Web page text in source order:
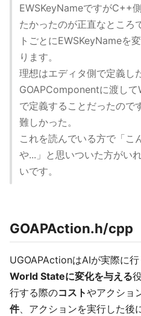
EWSKeyNameですがC++
たかったのが正直なところ
トごとにEWSKeyNameを
ります。
理想はエディタ側で定義し
GOAPComponentに渡し
で定義することだったので
難しかった。
これを読んでいる方で「こ
や...」と思いついた方がい
いです。
GOAPAction.h/cpp
UGOAPActionはAIが実際に
World Stateに変化を与える
行する際のコストやアクショ
件、アクションを実行した後